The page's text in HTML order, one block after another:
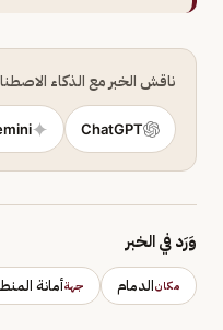
ناقش الخبر مع الذكاء
ChatGPT
وَرَد في الخبر
مكانالدمام جهةأمانة